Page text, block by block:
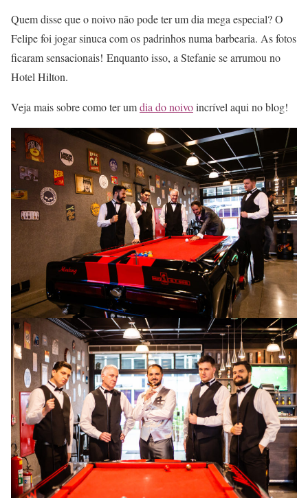
Quem disse que o noivo não pode ter um dia mega especial? O
Felipe foi jogar sinuca com os padrinhos numa barbearia. As fotos
ficaram sensacionais! Enquanto isso, a Stefanie se arrumou no
Hotel Hilton.
Veja mais sobre como ter umdia do noivoincrível aqui no blog!